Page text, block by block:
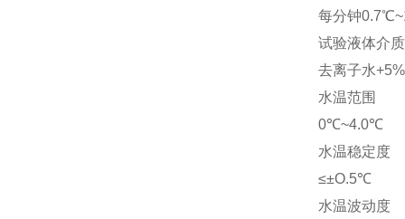
每分钟
试验液体介质
去离子水
水温范围
0℃~4.0℃
水温稳定度
≤±O.5℃
水温波动度